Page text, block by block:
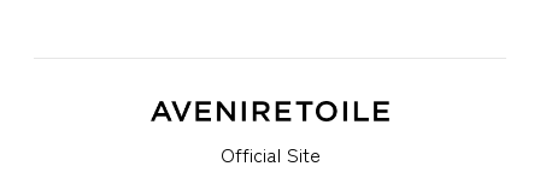
Official Site